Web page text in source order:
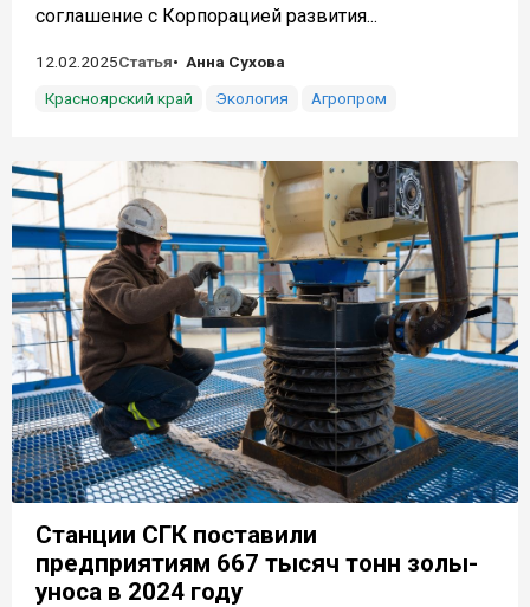
соглашение с Корпорацией развития...
12.02.2025Статья
Анна Сухова
Красноярский край
Экология Агропром
Станции СГК поставили
предприятиям 667 тысяч тонн золы-
уноса в 2024 году